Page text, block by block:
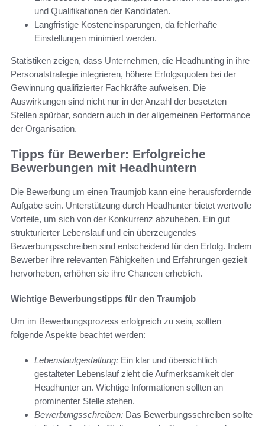
und Qualifikationen der Kandidaten.
Langfristige Kosteneinsparungen, da fehlerhafte
Einstellungen minimiert werden.
Statistiken zeigen, dass Unternehmen, die Headhunting in ihre
Personalstrategie integrieren, höhere Erfolgsquoten bei der
Gewinnung qualifizierter Fachkräfte aufweisen. Die
Auswirkungen sind nicht nur in der Anzahl der besetzten
Stellen spürbar, sondern auch in der allgemeinen Performance
der Organisation.
Tipps für Bewerber: Erfolgreiche
Bewerbungen mit Headhuntern
Die Bewerbung um einen Traumjob kann eine herausfordernde
Aufgabe sein. Unterstützung durch Headhunter bietet wertvolle
Vorteile, um sich von der Konkurrenz abzuheben. Ein gut
strukturierter Lebenslauf und ein überzeugendes
Bewerbungsschreiben sind entscheidend für den Erfolg. Indem
Bewerber ihre relevanten Fähigkeiten und Erfahrungen gezielt
hervorheben, erhöhen sie ihre Chancen erheblich.
Wichtige Bewerbungstipps für den Traumjob
Um im Bewerbungsprozess erfolgreich zu sein, sollten
folgende Aspekte beachtet werden:
Lebenslaufgestaltung: Ein klar und übersichtlich
gestalteter Lebenslauf zieht die Aufmerksamkeit der
Headhunter an. Wichtige Informationen sollten an
prominenter Stelle stehen.
Bewerbungsschreiben: Das Bewerbungsschreiben sollte